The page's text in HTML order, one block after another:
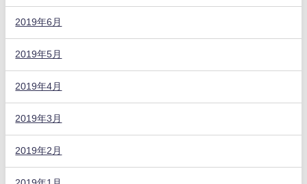
2019年6月
2019年5月
2019年4月
2019年3月
2019年2月